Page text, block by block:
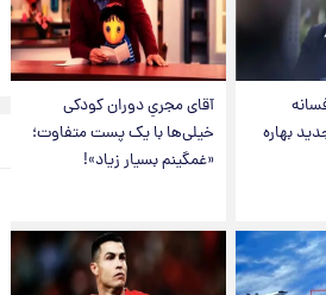
بهاره
آقای مجریِ دوران کودکی
خیلی‌ها با یک پست متفاوت؛
«غمگینم بسیار زیاد»!